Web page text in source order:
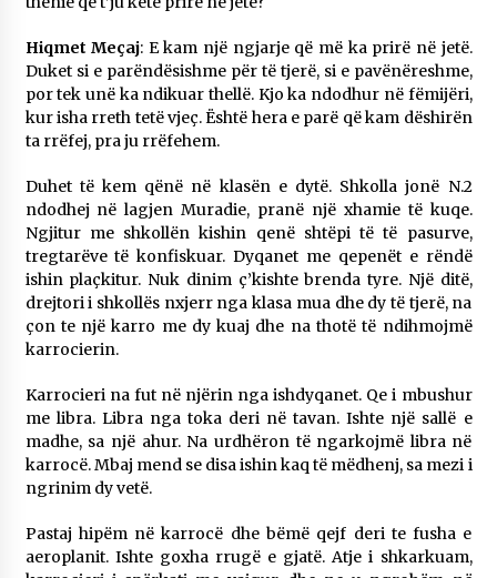
Hiqmet Meçaj: E kam një ngjarje që më ka prirë në jetë.
Duket si e parëndësishme për të tjerë, si e pavënëreshme,
por tek unë ka ndikuar thellë. Kjo ka ndodhur në fëmijëri,
kur isha rreth tetë vjeç. Është hera e parë që kam dëshirën
ta rrëfej, pra ju rrëfehem.
Duhet të kem qënë në klasën e dytë. Shkolla jonë N.2
ndodhej në lagjen Muradie, pranë një xhamie të kuqe.
Ngjitur me shkollën kishin qenë shtëpi të të pasurve,
tregtarëve të konfiskuar. Dyqanet me qepenët e rëndë
ishin plaçkitur. Nuk dinim ç’kishte brenda tyre. Një ditë,
drejtori i shkollës nxjerr nga klasa mua dhe dy të tjerë, na
çon te një karro me dy kuaj dhe na thotë të ndihmojmë
karrocierin.
Karrocieri na fut në njërin nga ishdyqanet. Qe i mbushur
me libra. Libra nga toka deri në tavan. Ishte një sallë e
madhe, sa një ahur. Na urdhëron të ngarkojmë libra në
karrocë. Mbaj mend se disa ishin kaq të mëdhenj, sa mezi i
ngrinim dy vetë.
Pastaj hipëm në karrocë dhe bëmë qejf deri te fusha e
aeroplanit. Ishte goxha rrugë e gjatë. Atje i shkarkuam,